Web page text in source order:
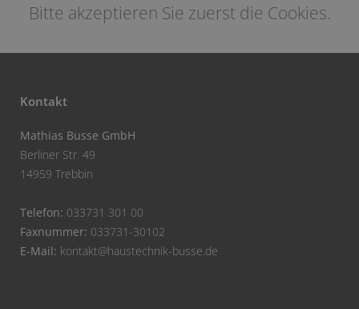
Bitte akzeptieren Sie zuerst die Cookies.
Kontakt
Mathias Busse GmbH
Berliner Str. 49
14959 Trebbin
Telefon: 033731 301 00
Faxnummer: 033731-30102
E-Mail: kontakt@haustechnik-busse.de